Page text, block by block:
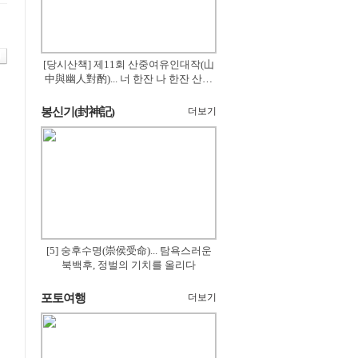
[당시산책] 제11회 산중여유인대작(山
中與幽人對酌)... 너 한잔 나 한잔 산의
봉신기(封神記) 더보기
[5] 숭후수명(崇侯受命)... 탐욕스러운
북백후, 정벌의 기치를 올리다
포토여행 더보기